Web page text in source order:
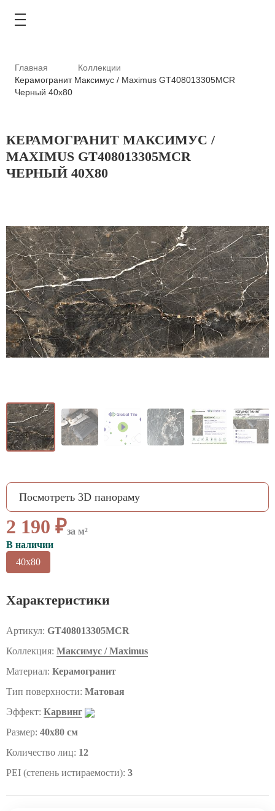
АКЦИИ
ТИПОВЫЕ РЕШЕНИЯ
ГДЕ КУПИТЬ
О КОМПАНИИ
ВАЖНОЕ
CОТРУДНИЧЕСТВО
КОНТАКТЫ
Главная
Коллекции
Керамогранит Максимус / Maximus GT408013305MCR
Черный 40x80
КЕРАМОГРАНИТ МАКСИМУС /
MAXIMUS GT408013305MCR
ЧЕРНЫЙ 40X80
Посмотреть 3D панораму
2 190 ₽за м²
В наличии
40x80
Характеристики
Артикул: GT408013305MCR
Коллекция: Максимус / Maximus
Материал: Керамогранит
Тип поверхности: Матовая
Эффект: Карвинг
Размер: 40x80 см
Количество лиц: 12
PEI (степень истираемости): 3